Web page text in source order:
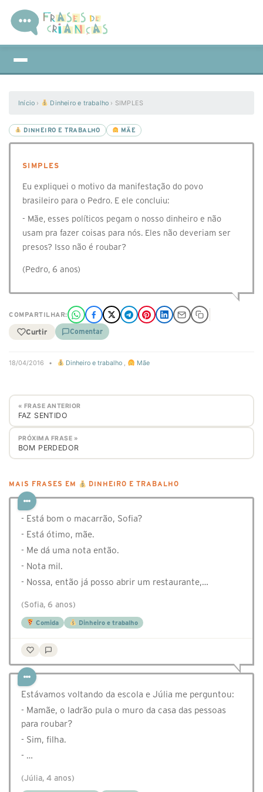
Início › Dinheiro e trabalho › SIMPLES
DINHEIRO E TRABALHO MÃE
SIMPLES
Eu expliquei o motivo da manifestação do povo
brasileiro para o Pedro. E ele concluiu:
- Mãe, esses políticos pegam o nosso dinheiro e não
usam pra fazer coisas para nós. Eles não deveriam ser
presos? Isso não é roubar?
(Pedro, 6 anos)
COMPARTILHAR:
Curtir Comentar
18/04/2016 • Dinheiro e trabalho , Mãe
« FRASE ANTERIOR
FAZ SENTIDO
PRÓXIMA FRASE »
BOM PERDEDOR
MAIS FRASES EM DINHEIRO E TRABALHO
- Está bom o macarrão, Sofia?
- Está ótimo, mãe.
- Me dá uma nota então.
- Nota mil.
- Nossa, então já posso abrir um restaurante,…
(Sofia, 6 anos)
Comida Dinheiro e trabalho
Estávamos voltando da escola e Júlia me perguntou:
- Mamãe, o ladrão pula o muro da casa das pessoas
para roubar?
- Sim, filha.
- …
(Júlia, 4 anos)